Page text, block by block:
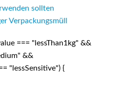
sollten
Verpackungsmüll
=== "lessThan1kg" &&
&&
"lessSensitive") {